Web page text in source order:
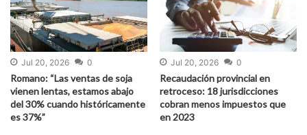
Jul 20, 2026 0
Romano: “Las ventas de soja
vienen lentas, estamos abajo
del 30% cuando históricamente
es 37%”
Jul 20, 2026 0
Recaudación provincial en
retroceso: 18 jurisdicciones
cobran menos impuestos que
en 2023